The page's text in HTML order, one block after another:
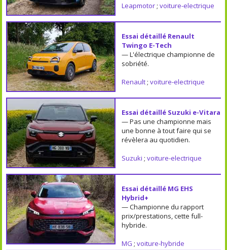
Leapmotor; voiture-electrique
Essai détaillé Renault
Twingo E-Tech
— L'électrique championne de
sobriété.
Renault; voiture-electrique
Essai détaillé Suzuki e-Vitara
— Pas une championne mais
une bonne à tout faire qui se
révèlera au quotidien.
Suzuki ; voiture-electrique
Essai détaillé MG EHS
Hybrid+
— Championne du rapport
prix/prestations, cette full-
hybride.
MG ; voiture-hybride